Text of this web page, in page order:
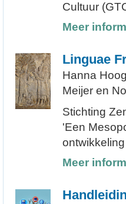
Cultuur
Meer
Linguae
Hanna
Meijer en
Stichting
'Een
Meer